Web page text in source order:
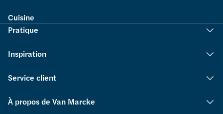
Cuisine
Pratique
Inspiration
Service client
À propos de Van Marcke